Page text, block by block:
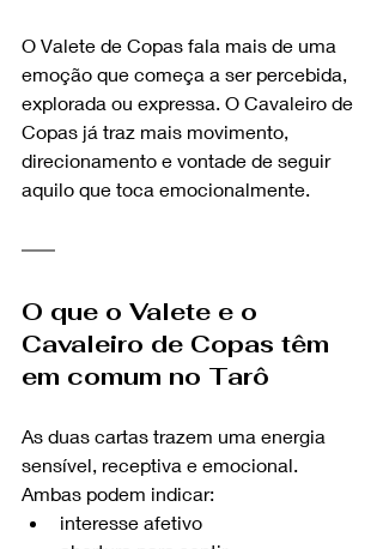
O Valete de Copas fala mais de uma
emoção que começa a ser percebida,
explorada ou expressa. O Cavaleiro de
Copas já traz mais movimento,
direcionamento e vontade de seguir
aquilo que toca emocionalmente.
O que o Valete e o
Cavaleiro de Copas têm
em comum no Tarô
As duas cartas trazem uma energia
sensível, receptiva e emocional.
Ambas podem indicar:
interesse afetivo